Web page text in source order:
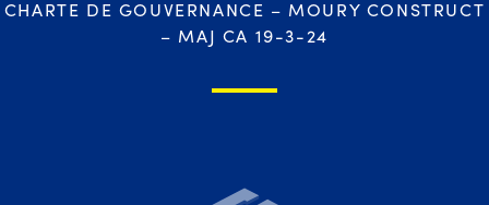
CHARTE DE GOUVERNANCE – MOURY CONSTRUCT
– MAJ CA 19-3-24